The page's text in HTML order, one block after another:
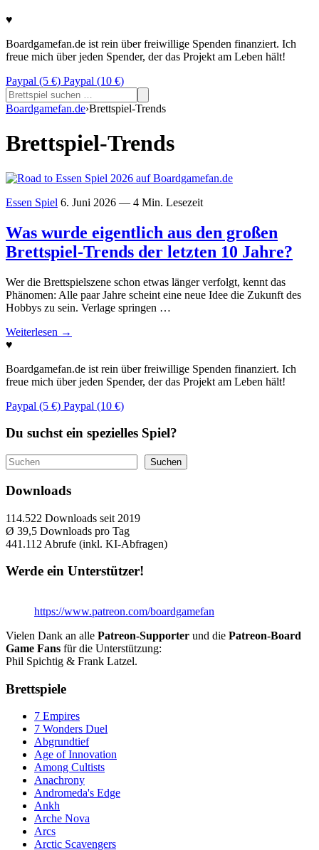
♥
Boardgamefan.de ist rein über freiwillige Spenden finanziert. Ich
freue mich über jeden Spender, der das Projekt am Leben hält!
Paypal (5 €) Paypal (10 €)
Suchen
nach:
Boardgamefan.de›Brettspiel-Trends
Brettspiel-Trends
Essen Spiel 6. Juni 2026 — 4 Min. Lesezeit
Was wurde eigentlich aus den großen
Brettspiel-Trends der letzten 10 Jahre?
Wer die Brettspielszene schon etwas länger verfolgt, kennt das
Phänomen: Alle paar Jahre scheint eine neue Idee die Zukunft des
Hobbys zu sein. Verlage springen …
Weiterlesen →
♥
Boardgamefan.de ist rein über freiwillige Spenden finanziert. Ich
freue mich über jeden Spender, der das Projekt am Leben hält!
Paypal (5 €) Paypal (10 €)
Du suchst ein spezielles Spiel?
Suchen Suchen
Downloads
114.522 Downloads seit 2019
Ø 39,5 Downloads pro Tag
441.112 Abrufe (inkl. KI-Abfragen)
Werde ein Unterstützer!
https://www.patreon.com/boardgamefan
Vielen Dank an alle Patreon-Supporter und die Patreon-Board
Game Fans für die Unterstützung:
Phil Spichtig & Frank Latzel.
Brettspiele
7 Empires
7 Wonders Duel
Abgrundtief
Age of Innovation
Among Cultists
Anachrony
Andromeda's Edge
Ankh
Arche Nova
Arcs
Arctic Scavengers